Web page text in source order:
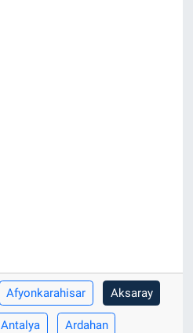
Afyonkarahisar Aksaray
Antalya Ardahan